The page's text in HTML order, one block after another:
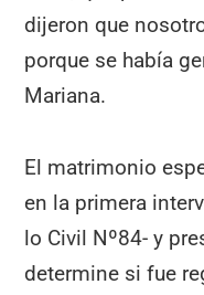
dijeron que
porque se había
Mariana.
El matrimonio
en la primera
lo Civil Nº84- y
determine si fue